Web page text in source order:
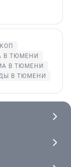
В ТЮМЕНИ
В ТЮМЕНИ
В ТЮМЕНИ